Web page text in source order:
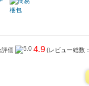
評価 4.9 (レビュー総数：